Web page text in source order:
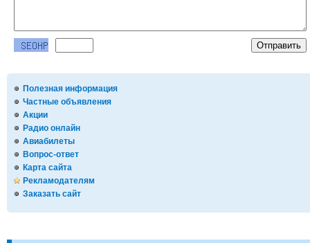
Полезная информация
Частные объявления
Акции
Радио онлайн
Авиабилеты
Вопрос-ответ
Карта сайта
Рекламодателям
Заказать сайт